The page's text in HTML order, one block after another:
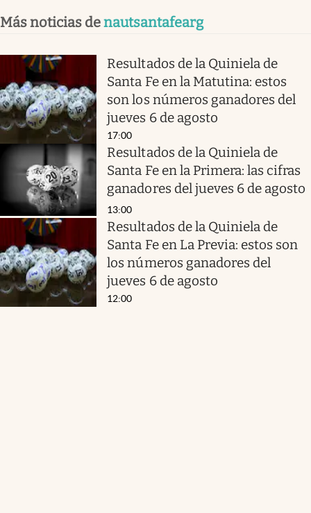
Más noticias denautsantafearg
Resultados de la Quiniela de
Santa Fe en la Matutina: estos
son los números ganadores del
jueves 6 de agosto
17:00
Resultados de la Quiniela de
Santa Fe en la Primera: las cifras
ganadores del jueves 6 de agosto
13:00
Resultados de la Quiniela de
Santa Fe en La Previa: estos son
los números ganadores del
jueves 6 de agosto
12:00